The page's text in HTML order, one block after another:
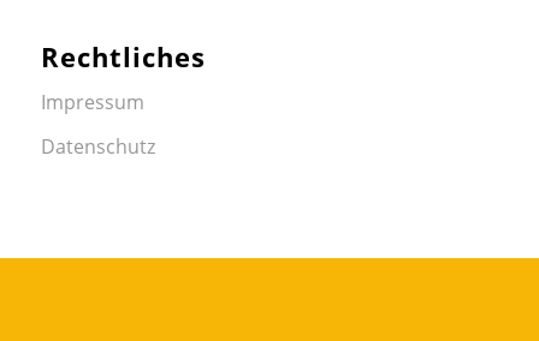
Rechtliches
Impressum
Datenschutz